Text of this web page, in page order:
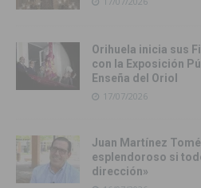
Orihuela inicia sus
con la Exposición
Enseña del Oriol
17/07/2026
Juan Martínez
esplendoroso si
dirección»